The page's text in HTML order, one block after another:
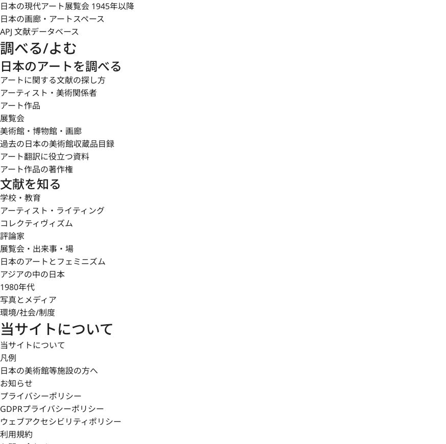
日本の現代アート展覧会 1945年以降
日本の画廊・アートスペース
APJ 文献データベース
調べる/よむ
日本のアートを調べる
アートに関する文献の探し方
アーティスト・美術関係者
アート作品
展覧会
美術館・博物館・画廊
過去の日本の美術館収蔵品目録
アート翻訳に役立つ資料
アート作品の著作権
文献を知る
学校・教育
アーティスト・ライティング
コレクティヴィズム
評論家
展覧会・出来事・場
日本のアートとフェミニズム
アジアの中の日本
1980年代
写真とメディア
環境/社会/制度
当サイトについて
当サイトについて
凡例
日本の美術館等施設の方へ
お知らせ
プライバシーポリシー
GDPRプライバシーポリシー
ウェブアクセシビリティポリシー
利用規約